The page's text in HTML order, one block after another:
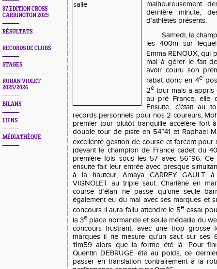
87 EDITION CROSS
CARRINGTON 2025
RÉSULTATS
RECORDS DE CLUBS
STAGES
RUBAN VIOLET
2025/2026
BILANS
LIENS
MÉDIATHÈQUE
malheureusement
dernière minute,
d’athlètes présents.
Samedi, le
les 400m sur
Emma RENOUX, qui
mal à gérer le fait
avoir couru son
rabat donc en 4e
2e tour mais a appris
au pré France, elle
Ensuite, c’était au
records personnels pour nos 2 coureurs,
premier tour plutôt tranquille accélère fort
double tour de piste en 54’’41 et Raphael
excellente gestion de course et forcent pour
(devant le champion de France cadet du
première fois sous les 57 avec 56’’96.
ensuite fait leur entrée avec presque
à la hauteur, Amaya CARREY GAULT
VIGNOLET au triple saut. Charlène en
course d’élan ne passe qu’une seule
également eu du mal avec ses marques et
concours il aura fallu attendre le 5e essai
la 3e place normande et seule médaille du
concours frustrant, avec une trop
marques il ne mesure qu’un saut sur ses
11m59 alors que la forme été là. Pour
Quentin DEBRUGE été au poids, ce
passer en translation contrairement à la